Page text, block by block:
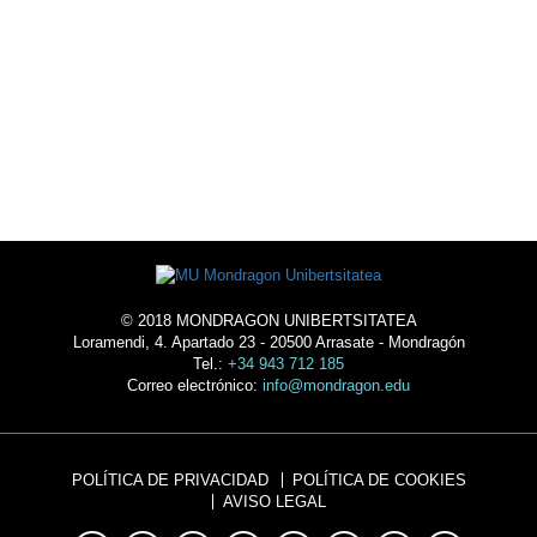
© 2018 MONDRAGON UNIBERTSITATEA
Loramendi, 4. Apartado 23 - 20500 Arrasate - Mondragón
Tel.: +34 943 712 185
Correo electrónico: info@mondragon.edu
POLÍTICA DE PRIVACIDAD
POLÍTICA DE COOKIES
AVISO LEGAL